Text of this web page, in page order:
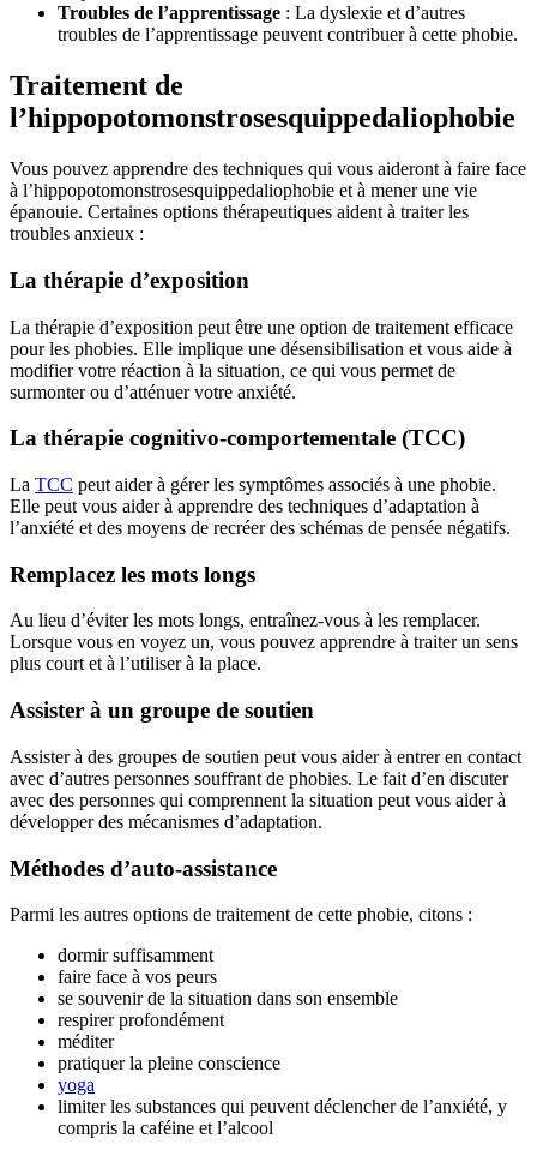
Troubles de l’apprentissage : La dyslexie et d’autres
troubles de l’apprentissage peuvent contribuer à cette phobie.
Traitement de
l’hippopotomonstrosesquippedaliophobie
Vous pouvez apprendre des techniques qui vous aideront à faire face
à l’hippopotomonstrosesquippedaliophobie et à mener une vie
épanouie. Certaines options thérapeutiques aident à traiter les
troubles anxieux :
La thérapie d’exposition
La thérapie d’exposition peut être une option de traitement efficace
pour les phobies. Elle implique une désensibilisation et vous aide à
modifier votre réaction à la situation, ce qui vous permet de
surmonter ou d’atténuer votre anxiété.
La thérapie cognitivo-comportementale (TCC)
La TCC peut aider à gérer les symptômes associés à une phobie.
Elle peut vous aider à apprendre des techniques d’adaptation à
l’anxiété et des moyens de recréer des schémas de pensée négatifs.
Remplacez les mots longs
Au lieu d’éviter les mots longs, entraînez-vous à les remplacer.
Lorsque vous en voyez un, vous pouvez apprendre à traiter un sens
plus court et à l’utiliser à la place.
Assister à un groupe de soutien
Assister à des groupes de soutien peut vous aider à entrer en contact
avec d’autres personnes souffrant de phobies. Le fait d’en discuter
avec des personnes qui comprennent la situation peut vous aider à
développer des mécanismes d’adaptation.
Méthodes d’auto-assistance
Parmi les autres options de traitement de cette phobie, citons :
dormir suffisamment
faire face à vos peurs
se souvenir de la situation dans son ensemble
respirer profondément
méditer
pratiquer la pleine conscience
yoga
limiter les substances qui peuvent déclencher de l’anxiété, y
compris la caféine et l’alcool